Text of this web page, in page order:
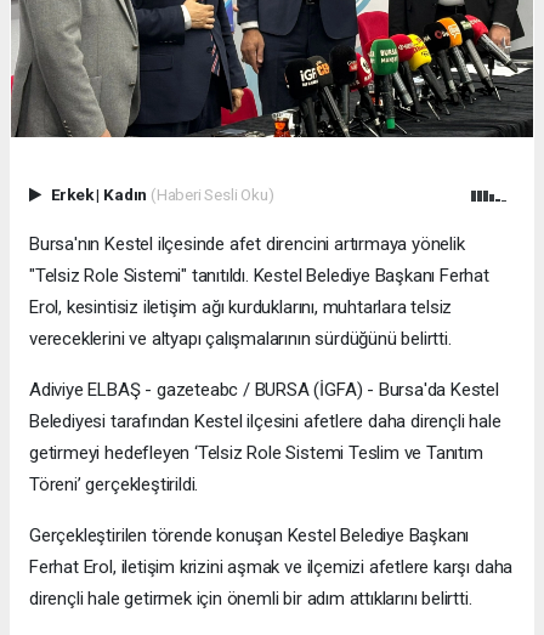
Erkek| Kadın (Haberi Sesli Oku)
Bursa'nın Kestel ilçesinde afet direncini artırmaya yönelik
"Telsiz Role Sistemi" tanıtıldı. Kestel Belediye Başkanı Ferhat
Erol, kesintisiz iletişim ağı kurduklarını, muhtarlara telsiz
vereceklerini ve altyapı çalışmalarının sürdüğünü belirtti.
Adiviye ELBAŞ - gazeteabc / BURSA (İGFA) - Bursa'da Kestel
Belediyesi tarafından Kestel ilçesini afetlere daha dirençli hale
getirmeyi hedefleyen ‘Telsiz Role Sistemi Teslim ve Tanıtım
Töreni’ gerçekleştirildi.
Gerçekleştirilen törende konuşan Kestel Belediye Başkanı
Ferhat Erol, iletişim krizini aşmak ve ilçemizi afetlere karşı daha
dirençli hale getirmek için önemli bir adım attıklarını belirtti.